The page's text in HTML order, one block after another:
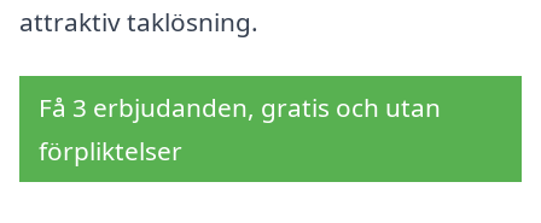
attraktiv taklösning.
Få 3 erbjudanden, gratis och utan
förpliktelser